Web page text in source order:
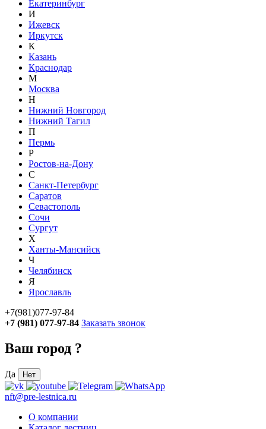
Екатеринбург
И
Ижевск
Иркутск
К
Казань
Краснодар
М
Москва
Н
Нижний Новгород
Нижний Тагил
П
Пермь
Р
Ростов-на-Дону
С
Санкт-Петербург
Саратов
Севастополь
Сочи
Сургут
Х
Ханты-Мансийск
Ч
Челябинск
Я
Ярославль
+7(981)077-97-84
+7 (981) 077-97-84 Заказать звонок
Ваш город ?
Да Нет
nft@pre-lestnica.ru
О компании